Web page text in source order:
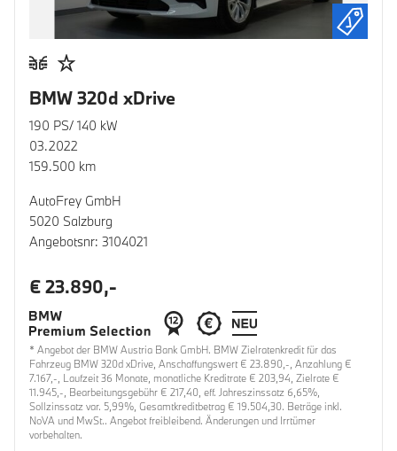
BMW 320d xDrive
190 PS/ 140 kW
03.2022
159.500 km
AutoFrey GmbH
5020 Salzburg
Angebotsnr: 3104021
€ 23.890,-
* Angebot der BMW Austria Bank GmbH. BMW Zielratenkredit für das
Fahrzeug BMW 320d xDrive, Anschaffungswert € 23.890,-, Anzahlung €
7.167,-, Laufzeit 36 Monate, monatliche Kreditrate € 203,94, Zielrate €
11.945,-, Bearbeitungsgebühr € 217,40, eff. Jahreszinssatz 6,65%,
Sollzinssatz var. 5,99%, Gesamtkreditbetrag € 19.504,30. Beträge inkl.
NoVA und MwSt.. Angebot freibleibend. Änderungen und Irrtümer
vorbehalten.